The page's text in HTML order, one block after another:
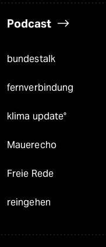
Podcast
bundestalk
fernverbindung
klima update°
Mauerecho
Freie Rede
reingehen